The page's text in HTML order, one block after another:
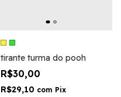
tirante turma do pooh
R$30,00
R$29,10 com Pix